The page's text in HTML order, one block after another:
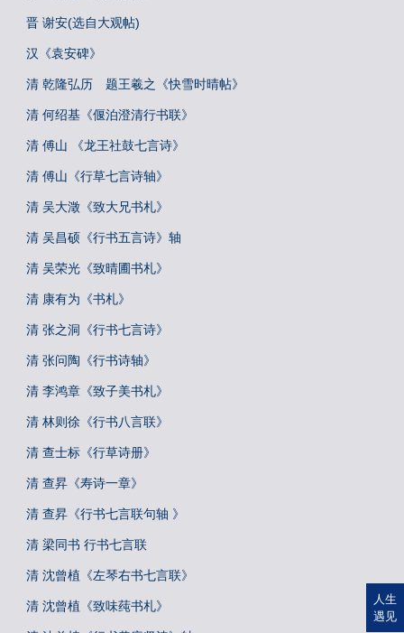
晋 谢安(选自大观帖)
汉《袁安碑》
清 乾隆弘历 题王羲之《快雪时晴帖》
清 何绍基《偃泊澄清行书联》
清 傅山 《龙王社鼓七言诗》
清 傅山《行草七言诗轴》
清 吴大澂《致大兄书札》
清 吴昌硕《行书五言诗》轴
清 吴荣光《致晴圃书札》
清 康有为《书札》
清 张之洞《行书七言诗》
清 张问陶《行书诗轴》
清 李鸿章《致子美书札》
清 林则徐《行书八言联》
清 查士标《行草诗册》
清 查昇《寿诗一章》
清 查昇《行书七言联句轴 》
清 梁同书 行书七言联
清 沈曾植《左琴右书七言联》
清 沈曾植《致味莼书札》
人生
遇见